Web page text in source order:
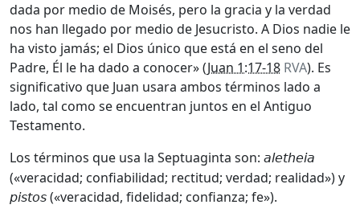
dada por medio de Moisés, pero la gracia y la verdad
nos han llegado por medio de Jesucristo. A Dios nadie le
ha visto jamás; el Dios único que está en el seno del
Padre, Él le ha dado a conocer» (Juan 1:17-18 RVA). Es
significativo que Juan usara ambos términos lado a
lado, tal como se encuentran juntos en el Antiguo
Testamento.
Los términos que usa la Septuaginta son: aletheia
(«veracidad; confiabilidad; rectitud; verdad; realidad») y
pistos («veracidad, fidelidad; confianza; fe»).